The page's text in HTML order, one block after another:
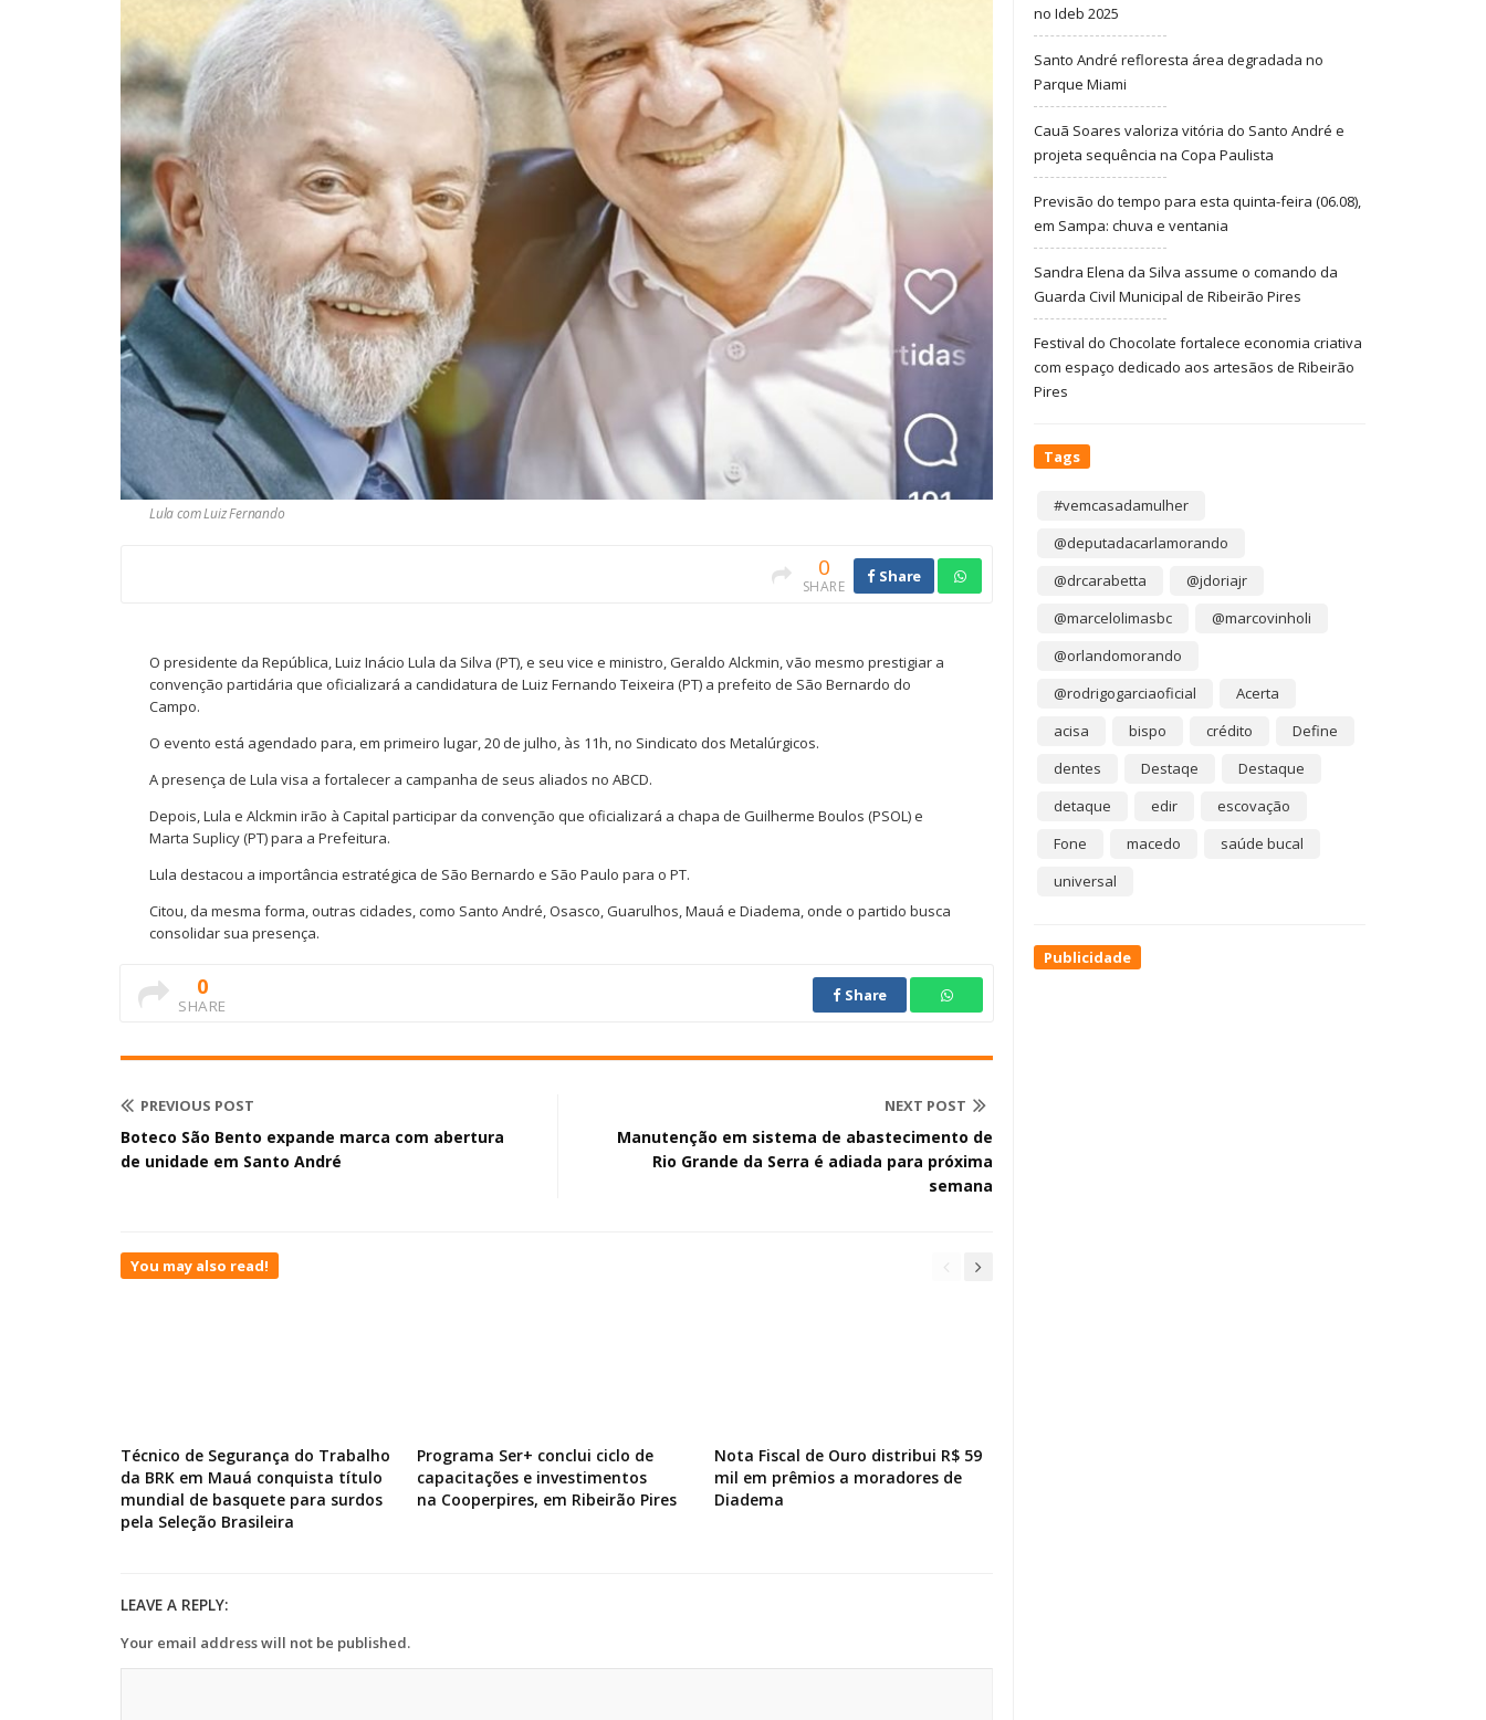
Lula com Luiz Fernando
0
SHARE
Share
O presidente da República, Luiz Inácio Lula da Silva (PT), e seu vice e ministro, Geraldo Alckmin, vão mesmo prestigiar a
convenção partidária que oficializará a candidatura de Luiz Fernando Teixeira (PT) a prefeito de São Bernardo do
Campo.
O evento está agendado para, em primeiro lugar, 20 de julho, às 11h, no Sindicato dos Metalúrgicos.
A presença de Lula visa a fortalecer a campanha de seus aliados no ABCD.
Depois, Lula e Alckmin irão à Capital participar da convenção que oficializará a chapa de Guilherme Boulos (PSOL) e
Marta Suplicy (PT) para a Prefeitura.
Lula destacou a importância estratégica de São Bernardo e São Paulo para o PT.
Citou, da mesma forma, outras cidades, como Santo André, Osasco, Guarulhos, Mauá e Diadema, onde o partido busca
consolidar sua presença.
0
SHARE
Share
PREVIOUS POST
Boteco São Bento expande marca com abertura
de unidade em Santo André
NEXT POST
Manutenção em sistema de abastecimento de
Rio Grande da Serra é adiada para próxima
semana
You may also read!
Técnico de Segurança do Trabalho
da BRK em Mauá conquista título
mundial de basquete para surdos
pela Seleção Brasileira
Programa Ser+ conclui ciclo de
capacitações e investimentos
na Cooperpires, em Ribeirão Pires
Nota Fiscal de Ouro distribui R$ 59
mil em prêmios a moradores de
Diadema
LEAVE A REPLY:
Your email address will not be published.
no Ideb 2025
Santo André refloresta área degradada no
Parque Miami
Cauã Soares valoriza vitória do Santo André e
projeta sequência na Copa Paulista
Previsão do tempo para esta quinta-feira (06.08),
em Sampa: chuva e ventania
Sandra Elena da Silva assume o comando da
Guarda Civil Municipal de Ribeirão Pires
Festival do Chocolate fortalece economia criativa
com espaço dedicado aos artesãos de Ribeirão
Pires
Tags
#vemcasadamulher
@deputadacarlamorando
@drcarabetta
@jdoriajr
@marcelolimasbc
@marcovinholi
@orlandomorando
@rodrigogarciaoficial
Acerta
acisa
bispo crédito
Define
dentes
Destaqe
Destaque
detaque
edir
escovação
Fone
macedo
saúde bucal
universal
Publicidade